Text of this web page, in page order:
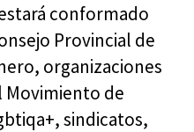
conformado
Provincial de
organizaciones
Movimiento de
sindicatos,